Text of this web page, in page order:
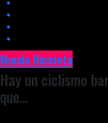
Mundo Bicicleta
Hay un ciclismo
que…